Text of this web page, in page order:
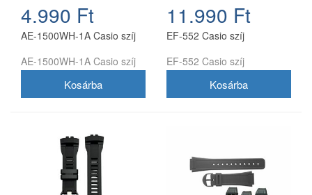
4.990 Ft
AE-1500WH-1A Casio szíj
AE-1500WH-1A Casio szíj
11.990 Ft
EF-552 Casio szíj
EF-552 Casio szíj